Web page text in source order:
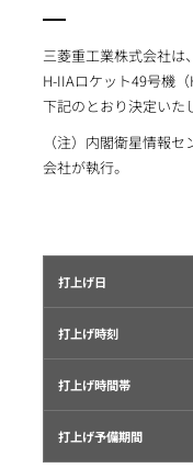
三菱重工業株式会社は
H-IIAロケット49号機（
下記のとおり決定いた
（注）内閣衛星情報
会社が執行。
打上げ日
打上げ時刻
打上げ時間帯
打上げ予備期間